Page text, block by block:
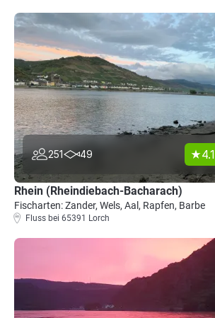
251 49 4.1
Rhein (Rheindiebach-Bacharach)
Fischarten: Zander, Wels, Aal, Rapfen, Barbe
Fluss bei 65391 Lorch